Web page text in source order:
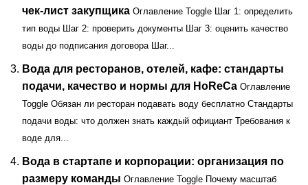
чек-лист закупщика Оглавление Toggle Шаг 1: определить
тип воды Шаг 2: проверить документы Шаг 3: оценить качество
воды до подписания договора Шаг...
Вода для ресторанов, отелей, кафе: стандарты
подачи, качество и нормы для HoReCa Оглавление
Toggle Обязан ли ресторан подавать воду бесплатно Стандарты
подачи воды: что должен знать каждый официант Требования к
воде для...
Вода в стартапе и корпорации: организация по
размеру команды Оглавление Toggle Почему масштаб